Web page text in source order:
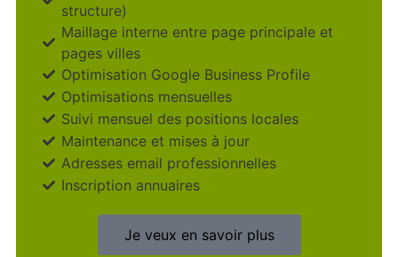
structure)
Maillage interne entre page principale et
pages villes
Optimisation Google Business Profile
Optimisations mensuelles
Suivi mensuel des positions locales
Maintenance et mises à jour
Adresses email professionnelles
Inscription annuaires
Je veux en savoir plus